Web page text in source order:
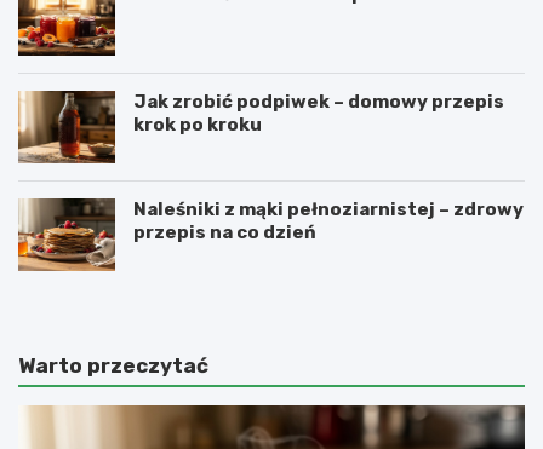
Jak zrobić podpiwek – domowy przepis
krok po kroku
Naleśniki z mąki pełnoziarnistej – zdrowy
przepis na co dzień
Warto przeczytać